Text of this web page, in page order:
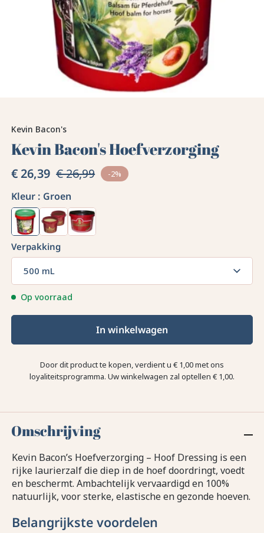
Kevin Bacon's
Kevin Bacon's Hoefverzorging
€ 26,39 € 26,99 -2%
Kleur : Groen
Verpakking
500 mL
Op voorraad
In winkelwagen
Door dit product te kopen, verdient u € 1,00met ons
loyaliteitsprogramma. Uw winkelwagen zal optellen € 1,00.
Omschrijving
Kevin Bacon’s Hoefverzorging – Hoof Dressing is een
rijke laurierzalf die diep in de hoef doordringt, voedt
en beschermt. Ambachtelijk vervaardigd en 100%
natuurlijk, voor sterke, elastische en gezonde hoeven.
Belangrijkste voordelen